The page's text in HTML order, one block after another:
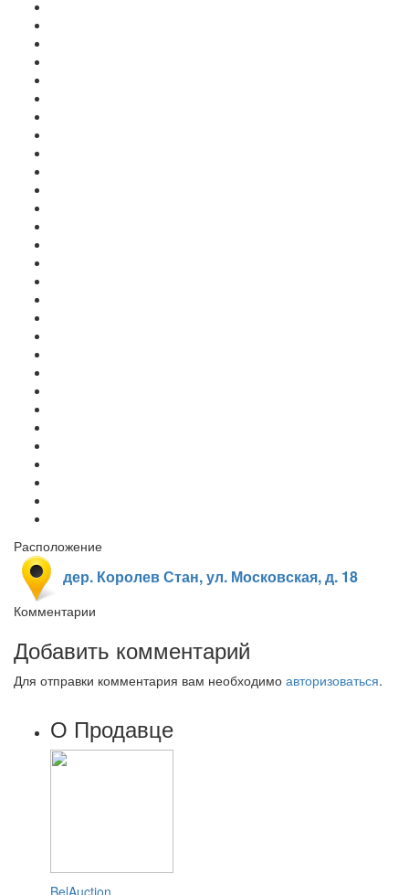
Расположение
дер. Королев Стан, ул. Московская, д. 18
Комментарии
Добавить комментарий
Для отправки комментария вам необходимо авторизоваться.
О Продавце
BelAuction